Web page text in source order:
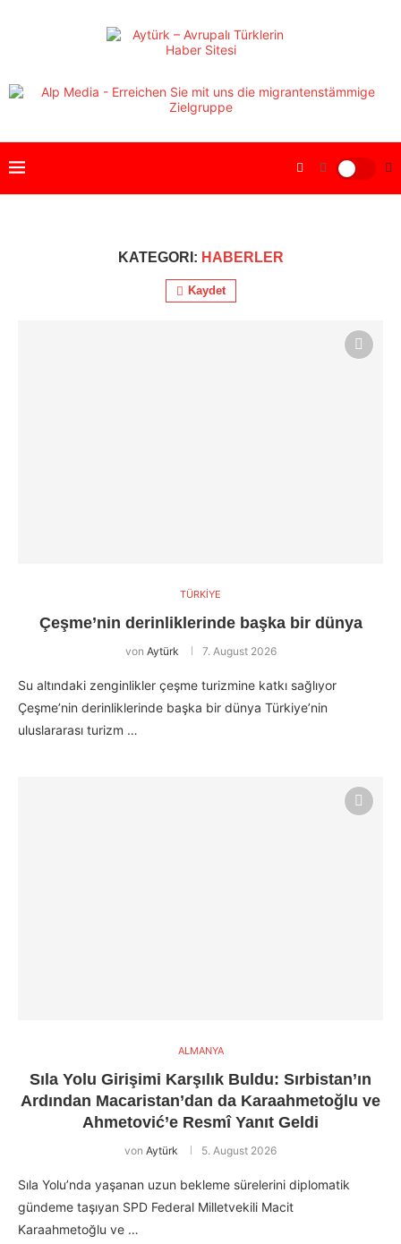
KATEGORI: HABERLER
Kaydet
TÜRKİYE
Çeşme’nin derinliklerinde başka bir dünya
von Aytürk 7. August 2026
Su altındaki zenginlikler çeşme turizmine katkı sağlıyor
Çeşme’nin derinliklerinde başka bir dünya Türkiye’nin
uluslararası turizm …
ALMANYA
Sıla Yolu Girişimi Karşılık Buldu: Sırbistan’ın
Ardından Macaristan’dan da Karaahmetoğlu ve
Ahmetović’e Resmî Yanıt Geldi
von Aytürk 5. August 2026
Sıla Yolu’nda yaşanan uzun bekleme sürelerini diplomatik
gündeme taşıyan SPD Federal Milletvekili Macit
Karaahmetoğlu ve …